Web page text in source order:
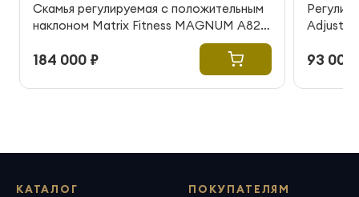
Скамья регулируемая с положительным
наклоном Matrix Fitness MAGNUM A82
184 000 ₽ 93 000
КАТАЛОГ ПОКУПАТЕЛЯМ